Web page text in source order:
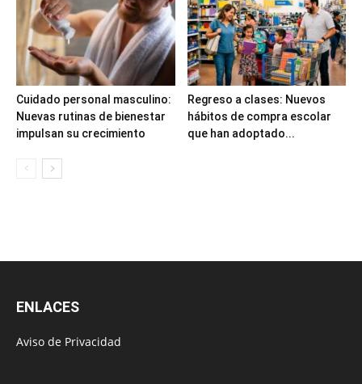
Cuidado personal masculino:
Nuevas rutinas de bienestar
impulsan su crecimiento
Regreso a clases: Nuevos
hábitos de compra escolar
que han adoptado...
ENLACES
Aviso de Privacidad